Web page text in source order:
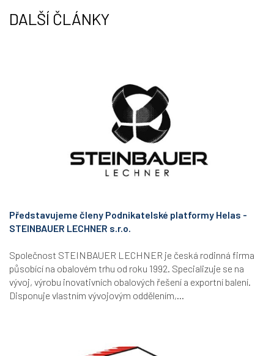
DALŠÍ ČLÁNKY
Představujeme členy Podnikatelské platformy Helas -
STEINBAUER LECHNER s.r.o.
Společnost STEINBAUER LECHNER je česká rodinná firma
působící na obalovém trhu od roku 1992. Specializuje se na
vývoj, výrobu inovativních obalových řešení a exportní balení.
Disponuje vlastním vývojovým oddělením,...